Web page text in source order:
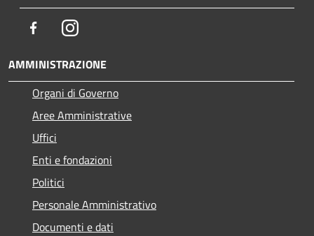
FacebookInstagram
AMMINISTRAZIONE
Organi di Governo
Aree Amministrative
Uffici
Enti e fondazioni
Politici
Personale Amministrativo
Documenti e dati